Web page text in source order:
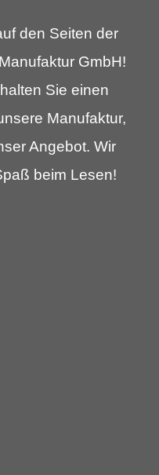
den Seiten der
GmbH!
Sie einen
Manufaktur,
Angebot. Wir
beim Lesen!